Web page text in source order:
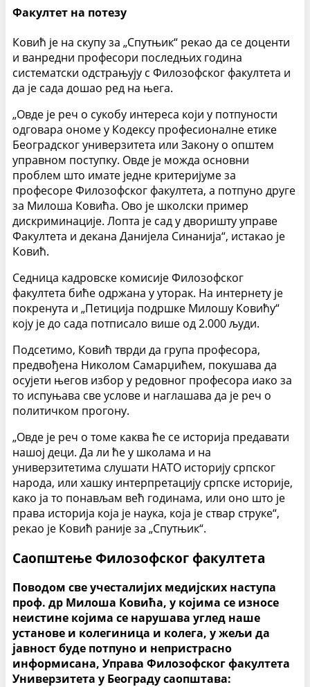
Факултет на потезу
Ковић је на скупу за „Спутњик“ рекао да се доценти
и ванредни професори последњих година
систематски одстрањују с Филозофског факултета и
да је сада дошао ред на њега.
„Овде је реч о сукобу интереса који у потпуности
одговара ономе у Кодексу професионалне етике
Београдског универзитета или Закону о општем
управном поступку. Овде је можда основни
проблем што имате једне критеријуме за
професоре Филозофског факултета, а потпуно друге
за Милоша Ковића. Ово је школски пример
дискриминације. Лопта је сад у дворишту управе
Факултета и декана Данијела Синанија“, истакао је
Ковић.
Седница кадровске комисије Филозофског
факултета биће одржана у уторак. На интернету је
покренута и „Петиција подршке Милошу Ковићу“
коју је до сада потписало више од 2.000 људи.
Подсетимо, Ковић тврди да група професора,
предвођена Николом Самарџићем, покушава да
осујети његов избор у редовног професора иако за
то испуњава све услове и наглашава да је реч о
политичком прогону.
„Овде је реч о томе каква ће се историја предавати
нашој деци. Да ли ће у школама и на
универзитетима слушати НАТО историју српског
народа, или хашку интерпретацију српске историје,
како ја то понављам већ годинама, или оно што је
права историја која је наука, која је ствар струке“,
рекао је Ковић раније за „Спутњик“.
Саопштење Филозофског факултета
Поводом све учесталијих медијских наступа
проф. др Милоша Ковића, у којима се износе
неистине којима се нарушава углед наше
установе и колегиница и колега, у жељи да
јавност буде потпуно и непристрасно
информисана, Управа Филозофског факултета
Универзитета у Београду саопштава: